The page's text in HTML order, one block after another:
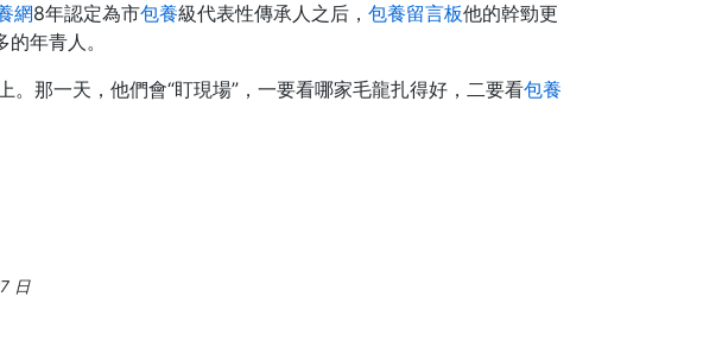
網8年認定為市包養級代表性傳承人之后， 包養留言板他的幹勁更
年青人。
。那一天，他們會“盯現場”，一要看哪家毛龍扎得好，二要看包養
日